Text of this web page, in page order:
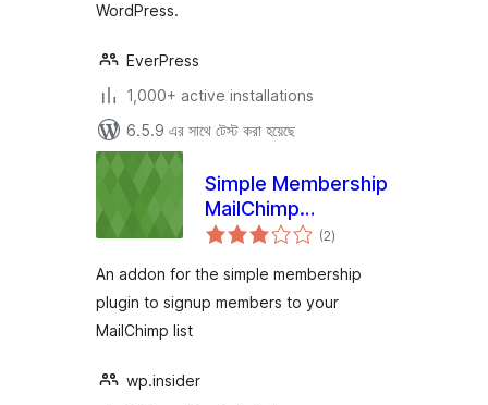
WordPress.
EverPress
1,000+ active installations
6.5.9 এর সাথে টেস্ট করা হয়েছে
Simple Membership
MailChimp
Integration
(2total
ratings
)
An addon for the simple membership
plugin to signup members to your
MailChimp list
wp.insider